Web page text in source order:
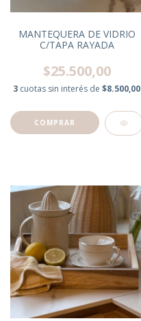
MANTEQUERA DE VIDRIO
C/TAPA RAYADA
$25.500,00
3 cuotas sin interés de $8.500,00